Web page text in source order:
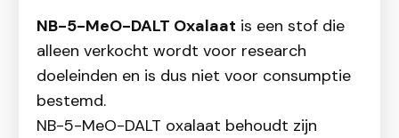
NB-5-MeO-DALT Oxalaat is een stof die
alleen verkocht wordt voor research
doeleinden en is dus niet voor consumptie
bestemd.
NB-5-MeO-DALT oxalaat behoudt zijn